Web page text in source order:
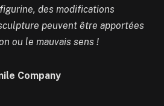
des modifications
peuvent être apportées
ou le mauvais sens !
Company